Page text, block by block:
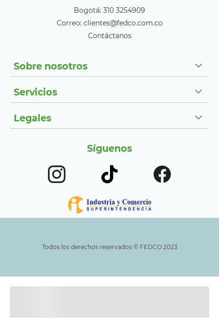
Bogotá: 310 3254909
Correo: clientes@fedco.com.co
Contáctanos
Sobre nosotros
Servicios
Legales
Síguenos
Todos los derechos reservados ©️ FEDCO 2023